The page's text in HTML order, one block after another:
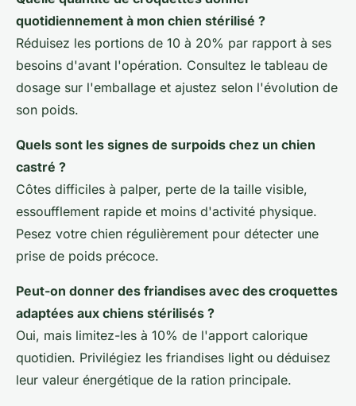
quotidiennement à mon chien stérilisé ?
Réduisez les portions de 10 à 20% par rapport à ses
besoins d'avant l'opération. Consultez le tableau de
dosage sur l'emballage et ajustez selon l'évolution de
son poids.
Quels sont les signes de surpoids chez un chien
castré ?
Côtes difficiles à palper, perte de la taille visible,
essoufflement rapide et moins d'activité physique.
Pesez votre chien régulièrement pour détecter une
prise de poids précoce.
Peut-on donner des friandises avec des croquettes
adaptées aux chiens stérilisés ?
Oui, mais limitez-les à 10% de l'apport calorique
quotidien. Privilégiez les friandises light ou déduisez
leur valeur énergétique de la ration principale.